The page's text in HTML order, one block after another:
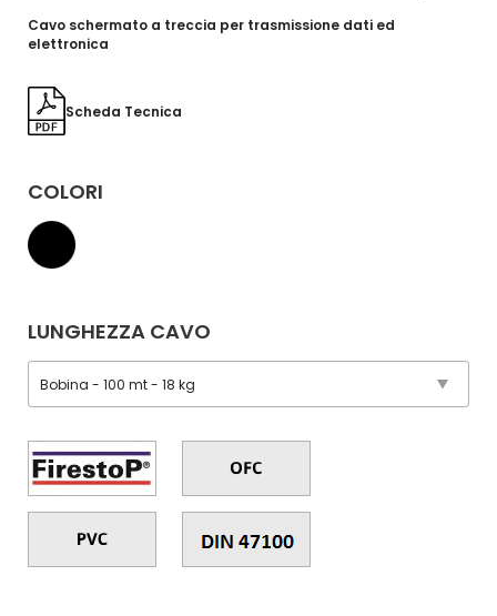
Cavo schermato a treccia per trasmissione dati ed
elettronica
Scheda Tecnica
COLORI
LUNGHEZZA CAVO